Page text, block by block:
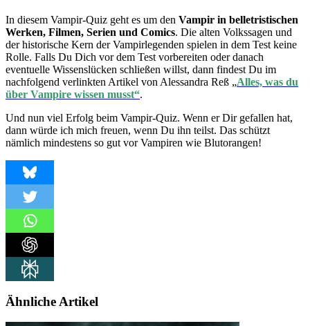
In diesem Vampir-Quiz geht es um den Vampir in belletristischen
Werken, Filmen, Serien und Comics. Die alten Volkssagen und
der historische Kern der Vampirlegenden spielen in dem Test keine
Rolle. Falls Du Dich vor dem Test vorbereiten oder danach
eventuelle Wissenslücken schließen willst, dann findest Du im
nachfolgend verlinkten Artikel von Alessandra Reß „Alles, was du
über Vampire wissen musst“.
Und nun viel Erfolg beim Vampir-Quiz. Wenn er Dir gefallen hat,
dann würde ich mich freuen, wenn Du ihn teilst. Das schützt
nämlich mindestens so gut vor Vampiren wie Blutorangen!
Ähnliche Artikel